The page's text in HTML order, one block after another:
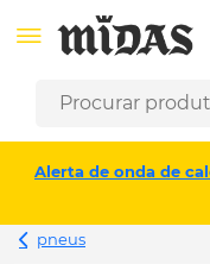
Alerta de onda de
pneus